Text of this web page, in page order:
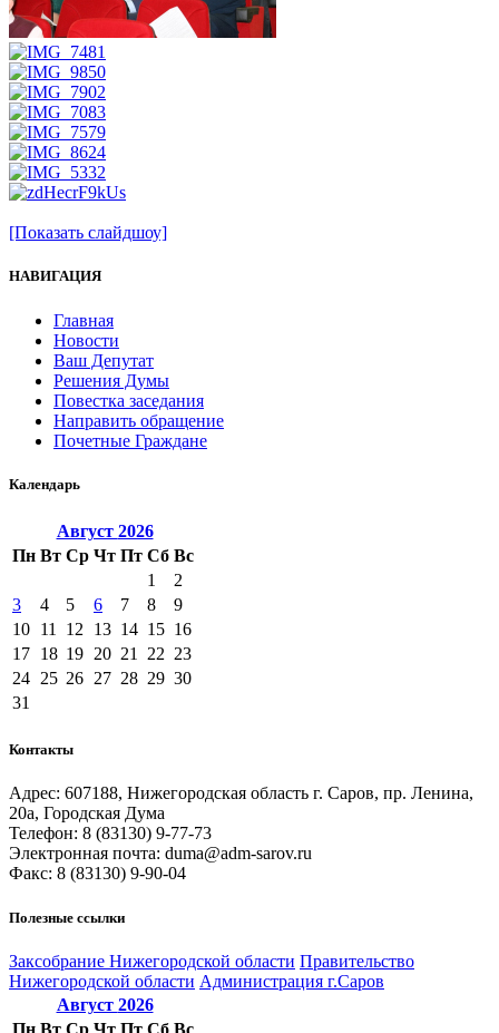
[Показать слайдшоу]
НАВИГАЦИЯ
Главная
Новости
Ваш Депутат
Решения Думы
Повестка заседания
Направить обращение
Почетные Граждане
Календарь
Август 2026
Пн Вт Ср Чт Пт Сб Вс
1
2
3
4 5 6 7 8
9
10 11 12 13 14 15 16
17 18 19 20 21 22 23
24 25 26 27 28 29 30
31
Контакты
Адрес: 607188, Нижегородская область г. Саров, пр. Ленина,
20а, Городская Дума
Телефон: 8 (83130) 9-77-73
Электронная почта: duma@adm-sarov.ru
Факс: 8 (83130) 9-90-04
Полезные ссылки
Закcобрание Нижегородской области Правительство
Нижегородской области Администрация г.Саров
Август 2026
Пн Вт Ср Чт Пт Сб Вс